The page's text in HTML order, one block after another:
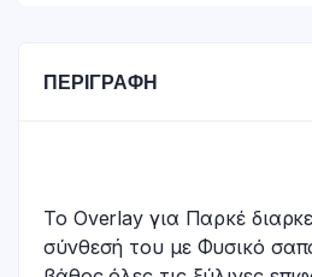
ΠΕΡΙΓΡΑΦΉ
Το Overlay για Παρκέ
σύνθεσή του με Φυσικό